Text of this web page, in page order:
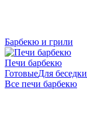
Барбекю и грили
Печи барбекю
ГотовыеДля беседки
Все печи барбекю